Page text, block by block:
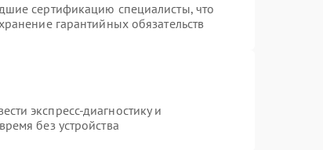
сертификацию специалисты, что
гарантийных обязательств
экспресс-диагностику и
без устройства